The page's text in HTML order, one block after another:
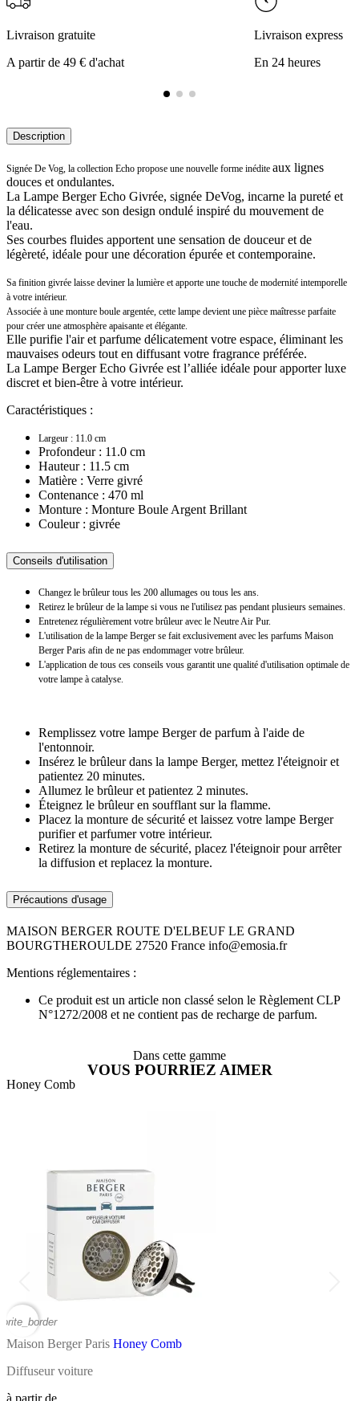
Livraison gratuite
A partir de 49 € d'achat
Livraison express
En 24 heures
Description
Signée De Vog, la collection Echo propose une nouvelle forme inédite aux lignes
douces et ondulantes.
La Lampe Berger Echo Givrée, signée DeVog, incarne la pureté et
la délicatesse avec son design ondulé inspiré du mouvement de
l'eau.
Ses courbes fluides apportent une sensation de douceur et de
légèreté, idéale pour une décoration épurée et contemporaine.
Sa finition givrée laisse deviner la lumière et apporte une touche de modernité intemporelle
à votre intérieur.
Associée à une monture boule argentée, cette lampe devient une pièce maîtresse parfaite
pour créer une atmosphère apaisante et élégante.
Elle purifie l'air et parfume délicatement votre espace, éliminant les
mauvaises odeurs tout en diffusant votre fragrance préférée.
La Lampe Berger Echo Givrée est l’alliée idéale pour apporter luxe
discret et bien-être à votre intérieur.
Caractéristiques :
Largeur : 11.0 cm
Profondeur : 11.0 cm
Hauteur : 11.5 cm
Matière : Verre givré
Contenance : 470 ml
Monture : Monture Boule Argent Brillant
Couleur : givrée
Conseils d'utilisation
Changez le brûleur tous les 200 allumages ou tous les ans.
Retirez le brûleur de la lampe si vous ne l'utilisez pas pendant plusieurs semaines.
Entretenez régulièrement votre brûleur avec le Neutre Air Pur.
L'utilisation de la lampe Berger se fait exclusivement avec les parfums Maison
Berger Paris afin de ne pas endommager votre brûleur.
L'application de tous ces conseils vous garantit une qualité d'utilisation optimale de
votre lampe à catalyse.
Remplissez votre lampe Berger de parfum à l'aide de
l'entonnoir.
Insérez le brûleur dans la lampe Berger, mettez l'éteignoir et
patientez 20 minutes.
Allumez le brûleur et patientez 2 minutes.
Éteignez le brûleur en soufflant sur la flamme.
Placez la monture de sécurité et laissez votre lampe Berger
purifier et parfumer votre intérieur.
Retirez la monture de sécurité, placez l'éteignoir pour arrêter
la diffusion et replacez la monture.
Précautions d'usage
MAISON BERGER ROUTE D'ELBEUF LE GRAND
BOURGTHEROULDE 27520 France info@emosia.fr
Mentions réglementaires :
Ce produit est un article non classé selon le Règlement CLP
N°1272/2008 et ne contient pas de recharge de parfum.
Dans cette gamme
VOUS POURRIEZ AIMER
Honey Comb
Maison Berger Paris Honey Comb
Diffuseur voiture